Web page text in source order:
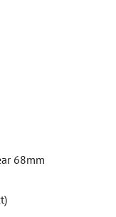
68mm